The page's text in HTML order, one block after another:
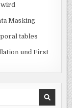
wird
Masking
tables
und First